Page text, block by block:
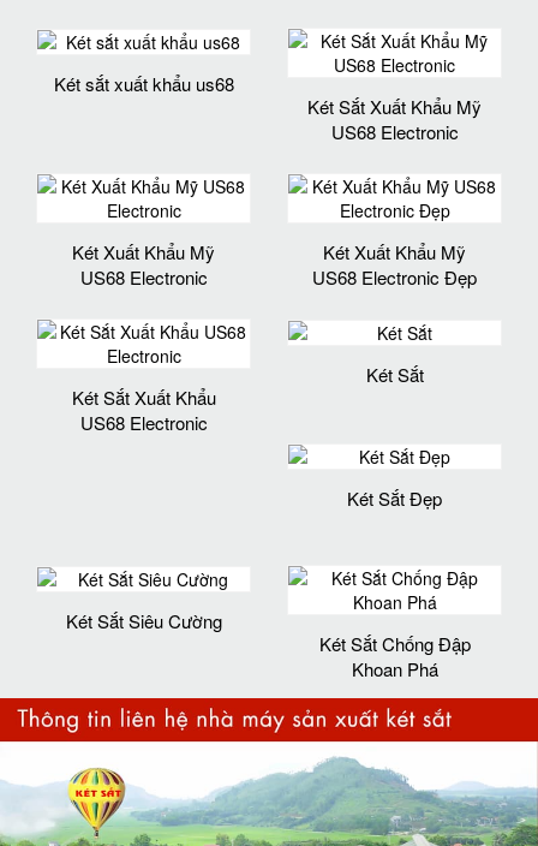
Két sắt xuất khẩu us68
Két Sắt Xuất Khẩu Mỹ
US68 Electronic
Két Xuất Khẩu Mỹ
US68 Electronic
Két Xuất Khẩu Mỹ
US68 Electronic Đẹp
Két Sắt Xuất Khẩu
US68 Electronic
Két Sắt
Két Sắt Đẹp
Két Sắt Siêu Cường
Két Sắt Chống Đập
Khoan Phá